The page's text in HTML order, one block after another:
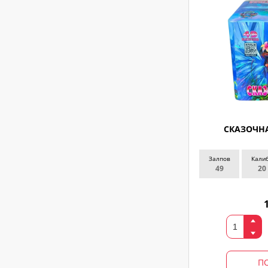
Залпов
49 20